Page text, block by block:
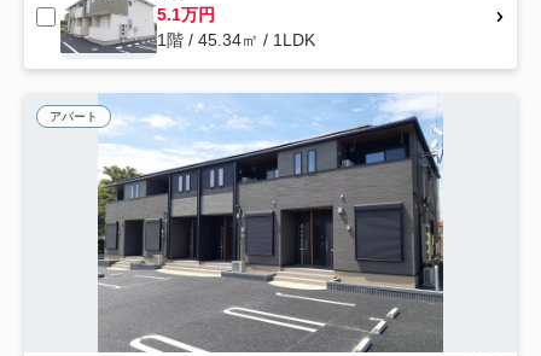
5.1万円
1階 / 45.34㎡ / 1LDK
アパート